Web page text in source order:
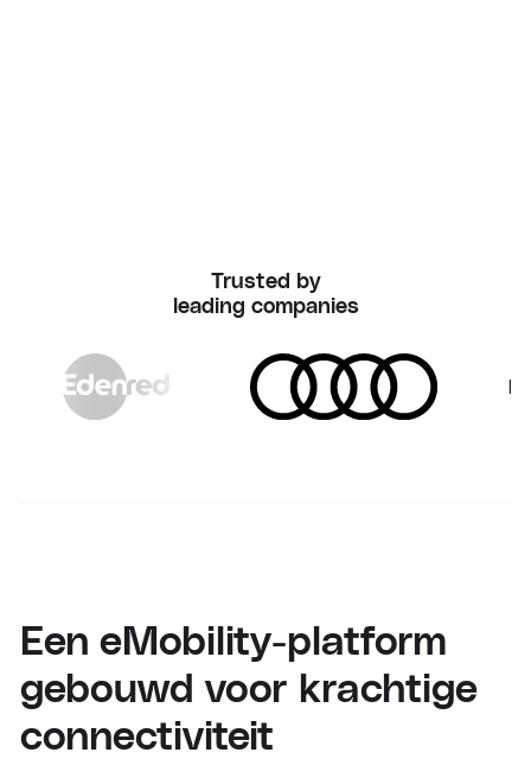
Trusted by
leading companies
Een eMobility-platform
gebouwd voor krachtige
connectiviteit